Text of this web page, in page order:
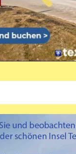
| <strong>Jasmijn